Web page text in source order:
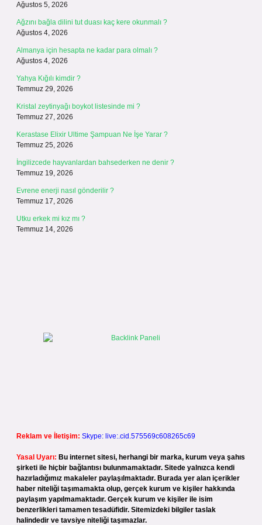
Ağustos 5, 2026
Ağzını bağla dilini tut duası kaç kere okunmalı ?
Ağustos 4, 2026
Almanya için hesapta ne kadar para olmalı ?
Ağustos 4, 2026
Yahya Kığılı kimdir ?
Temmuz 29, 2026
Kristal zeytinyağı boykot listesinde mi ?
Temmuz 27, 2026
Kerastase Elixir Ultime Şampuan Ne İşe Yarar ?
Temmuz 25, 2026
İngilizcede hayvanlardan bahsederken ne denir ?
Temmuz 19, 2026
Evrene enerji nasıl gönderilir ?
Temmuz 17, 2026
Utku erkek mi kız mı ?
Temmuz 14, 2026
Reklam ve İletişim: Skype: live:.cid.575569c608265c69
Yasal Uyarı: Bu internet sitesi, herhangi bir marka, kurum veya şahıs
şirketi ile hiçbir bağlantısı bulunmamaktadır. Sitede yalnızca kendi
hazırladığımız makaleler paylaşılmaktadır. Burada yer alan içerikler
haber niteliği taşımamakta olup, gerçek kurum ve kişiler hakkında
paylaşım yapılmamaktadır. Gerçek kurum ve kişiler ile isim
benzerlikleri tamamen tesadüfidir. Sitemizdeki bilgiler taslak
halindedir ve tavsiye niteliği taşımazlar.